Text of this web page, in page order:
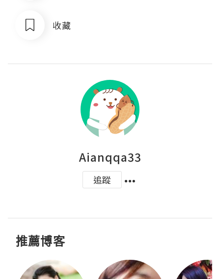
收藏
Aianqqa33
追蹤
推薦博客